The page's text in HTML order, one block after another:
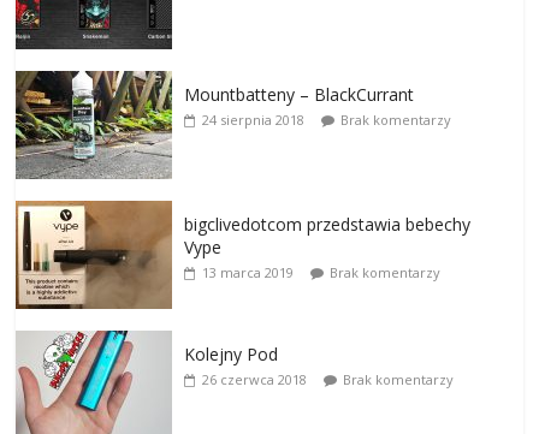
Mountbatteny – BlackCurrant
24 sierpnia 2018 Brak komentarzy
bigclivedotcom przedstawia bebechy
Vype
13 marca 2019 Brak komentarzy
Kolejny Pod
26 czerwca 2018 Brak komentarzy